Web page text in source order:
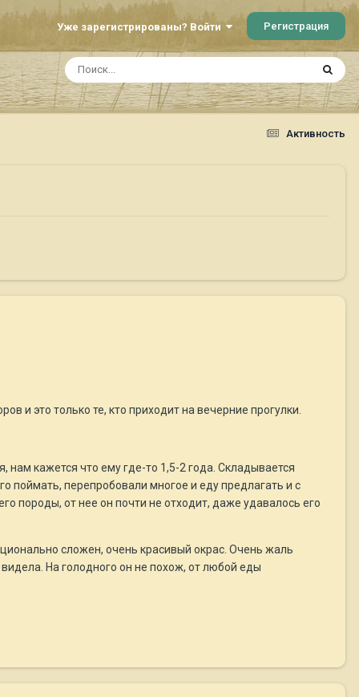
Уже зарегистрированы? Войти Регистрация
Активность
и это только те, кто приходит на вечерние прогулки.
кажется что ему где-то 1,5-2 года. Складывается
поймать, перепробовали многое и еду предлагать и с
породы, от нее он почти не отходит, даже удавалось его
сложен, очень красивый окрас. Очень жаль
На голодного он не похож, от любой еды